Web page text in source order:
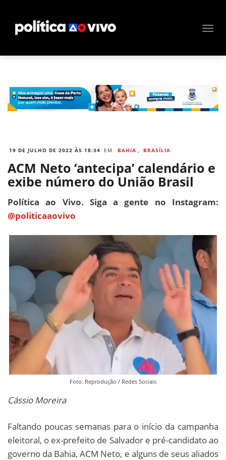
19 DE JULHO DE 2022 ÀS 18:34 EM BAHIA , BRASÍLIA
ACM Neto ‘antecipa’ calendário e
exibe número do União Brasil
Política ao Vivo. Siga a gente no Instagram:
@politicaaovivo
Foto: Reprodução / Redes Sociais
Cássio Moreira
Faltando poucas semanas para o início da campanha
eleitoral, o ex-prefeito de Salvador e pré-candidato ao
governo da Bahia, ACM Neto, e alguns de seus aliados